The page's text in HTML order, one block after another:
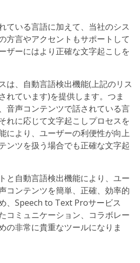
ている言語に加えて、当社のシス
方言やアクセントもサポートして
ザーにはより正確な文字起こしを
は、自動言語検出機能(上記のリス
れています)を提供します。つま
音声コンテンツで話されている言
れに応じて文字起こしプロセスを
により、ユーザーの利便性が向上
ンツを扱う場合でも正確な文字起
と自動言語検出機能により、ユー
コンテンツを簡単、正確、効率的
、Speech to Text Proサービス
コミュニケーション、コラボレー
の非常に貴重なツールになりま